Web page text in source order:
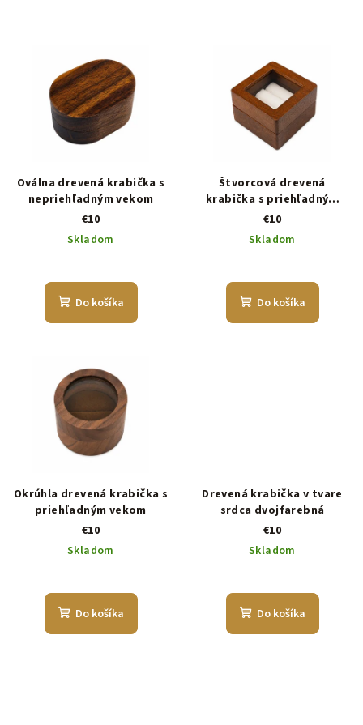
Oválna drevená krabička s
nepriehľadným vekom
€10
Skladom
Do košíka
Štvorcová drevená
krabička s priehľadným
vekom
€10
Skladom
Do košíka
Okrúhla drevená krabička s
priehľadným vekom
€10
Skladom
Do košíka
Drevená krabička v tvare
srdca dvojfarebná
€10
Skladom
Do košíka